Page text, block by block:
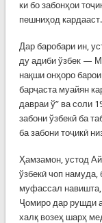
ки бо забонҳои
пешниҳод кардааст.
Дар баробари ин,
ду адиби ўзбек —
нақши онҳоро
барҷаста муайян
давраи ў” ва соли
забони ўзбекӣ ба
ба забони тоҷикӣ
Ҳамзамон, устод
ўзбекӣ чоп
муфассал
Ҷомиро дар рушди
халқ возеҳ шарҳ